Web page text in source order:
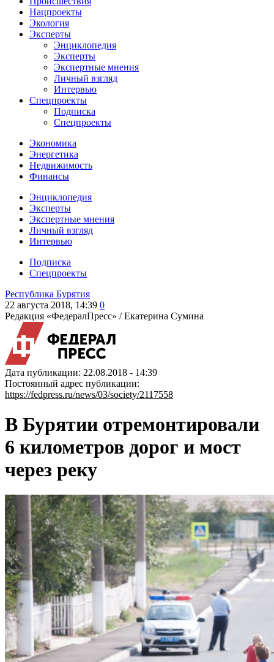
Нацпроекты
Экология
Эксперты
Энциклопедия
Эксперты
Экспертные мнения
Личный взгляд
Интервью
Спецпроекты
Подписка
Спецпроекты
Экономика
Энергетика
Недвижимость
Финансы
Энциклопедия
Эксперты
Экспертные мнения
Личный взгляд
Интервью
Подписка
Спецпроекты
Республика Бурятия
22 августа 2018, 14:39 0
Редакция «ФедералПресс» /Екатерина Сумина
Дата публикации: 22.08.2018 - 14:39
Постоянный адрес публикации:
https://fedpress.ru/news/03/society/2117558
В Бурятии отремонтировали
6 километров дорог и мост
через реку